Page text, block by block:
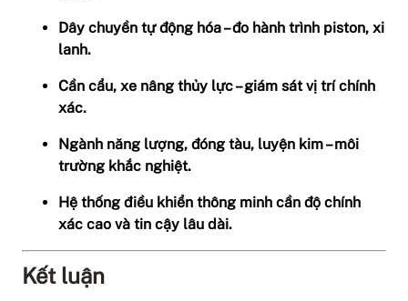
Dây chuyền tự động hóa – đo hành trình piston, xi
lanh.
Cần cẩu, xe nâng thủy lực – giám sát vị trí chính
xác.
Ngành năng lượng, đóng tàu, luyện kim – môi
trường khắc nghiệt.
Hệ thống điều khiển thông minh cần độ chính
xác cao và tin cậy lâu dài.
Kết luận